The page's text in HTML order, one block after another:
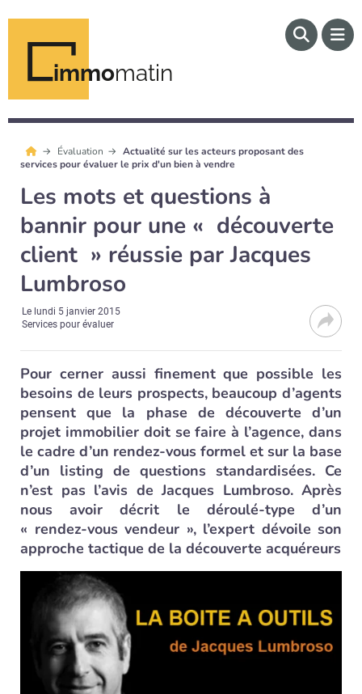
immomatin
Évaluation
Actualité sur les acteurs proposant des
services pour évaluer le prix d'un bien à vendre
Les mots et questions à
bannir pour une « découverte
client » réussie par Jacques
Lumbroso
Le lundi 5 janvier 2015
Services pour évaluer
Pour cerner aussi finement que possible les
besoins de leurs prospects, beaucoup d’agents
pensent que la phase de découverte d’un
projet immobilier doit se faire à l’agence, dans
le cadre d’un rendez-vous formel et sur la base
d’un listing de questions standardisées. Ce
n’est pas l’avis de Jacques Lumbroso. Après
nous avoir décrit le déroulé-type d’un
« rendez-vous vendeur », l’expert dévoile son
approche tactique de la découverte acquéreurs